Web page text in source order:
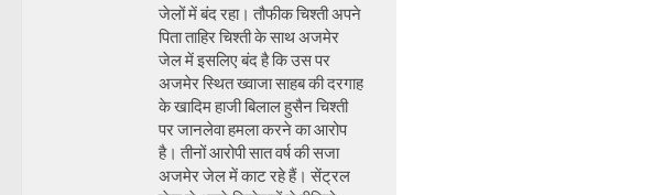
जेलों में बंद रहा। तौफीक चिश्ती अपने
पिता ताहिर चिश्ती के साथ अजमेर
जेल में इसलिए बंद है कि उस पर
अजमेर स्थित ख्वाजा साहब की दरगाह
के खादिम हाजी बिलाल हुसैन चिश्ती
पर जानलेवा हमला करने का आरोप
है। तीनों आरोपी सात वर्ष की सजा
अजमेर जेल में काट रहे हैं। सेंट्रल